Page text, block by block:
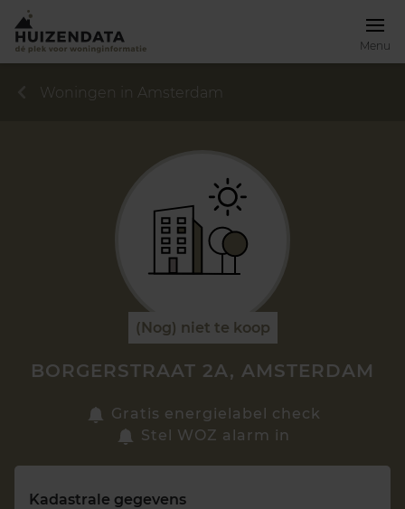
Menu
Zoek een woning
Woningen in Amsterdam
(Nog) niet te koop
BORGERSTRAAT 2A, AMSTERDAM
Gratis energielabel check
Stel WOZ alarm in
Kadastrale gegevens